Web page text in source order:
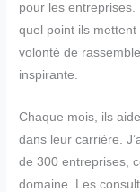
pour les entreprises.
quel point ils mettent
volonté de
inspirante.
Chaque mois, ils
dans leur carrière.
de 300 entreprises,
domaine. Les